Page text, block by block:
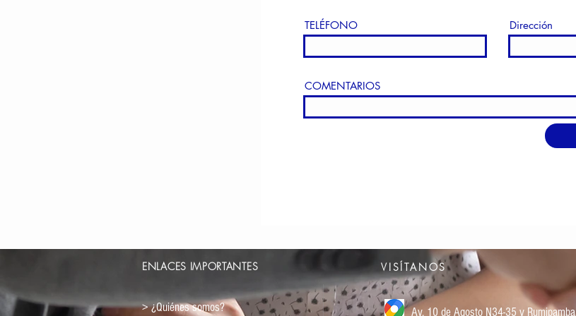
TELÉFONO Dirección
COMENTARIOS
ENLACES IMPORTANTES VISÍTANOS
> ¿Quiénes somos? Av. 10 de Agosto N34-35 y Rumipamba